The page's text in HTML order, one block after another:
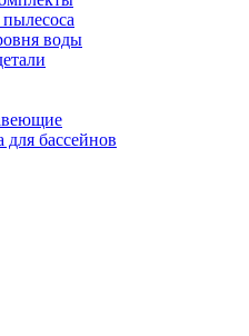
воды
бассейнов